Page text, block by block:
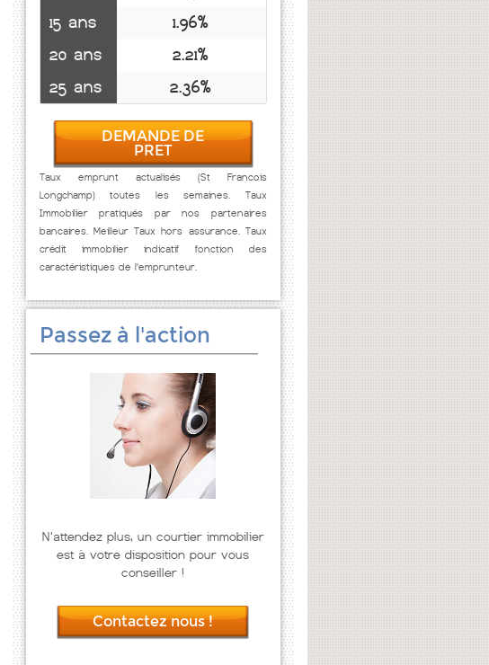
15 ans
1.96%
20 ans
2.21%
25 ans
2.36%
DEMANDE DE
PRET
Taux emprunt actualisés (St Francois
Longchamp) toutes les semaines. Taux
Immobilier pratiqués par nos partenaires
bancaires. Meilleur Taux hors assurance. Taux
crédit immobilier indicatif fonction des
caractéristiques de l'emprunteur.
Passez à l'action
N'attendez plus, un courtier immobilier
est à votre disposition pour vous
conseiller !
Contactez nous !